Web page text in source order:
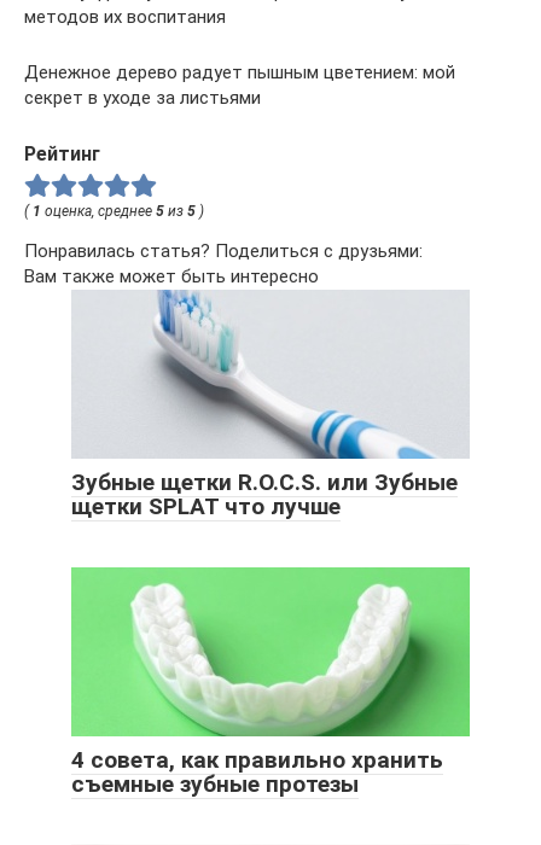
методов их воспитания
Денежное дерево радует пышным цветением: мой
секрет в уходе за листьями
Рейтинг
( 1 оценка, среднее 5 из 5 )
Понравилась статья? Поделиться с друзьями:
Вам также может быть интересно
Зубные щетки R.O.C.S. или Зубные
щетки SPLAT что лучше
4 совета, как правильно хранить
съемные зубные протезы